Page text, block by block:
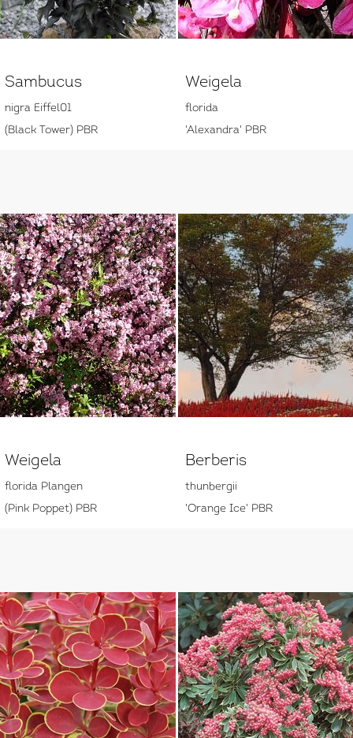
Sambucus
nigra Eiffel01
(Black Tower) PBR
Weigela
florida
'Alexandra' PBR
Weigela
florida Plangen
(Pink Poppet) PBR
Berberis
thunbergii
'Orange Ice' PBR